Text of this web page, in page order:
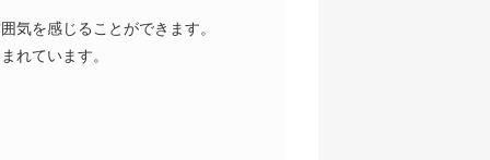
気を感じることができます。
れています。